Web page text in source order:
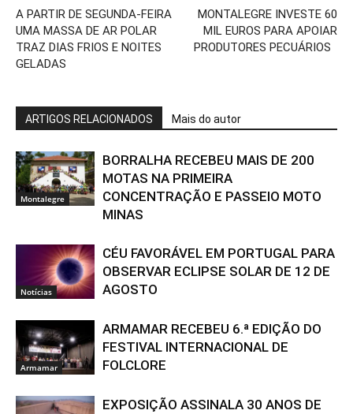
A PARTIR DE SEGUNDA-FEIRA
UMA MASSA DE AR POLAR
TRAZ DIAS FRIOS E NOITES
GELADAS
MONTALEGRE INVESTE 60
MIL EUROS PARA APOIAR
PRODUTORES PECUÁRIOS
ARTIGOS RELACIONADOS Mais do autor
Montalegre
BORRALHA RECEBEU MAIS DE 200
MOTAS NA PRIMEIRA
CONCENTRAÇÃO E PASSEIO MOTO
MINAS
Notícias
CÉU FAVORÁVEL EM PORTUGAL PARA
OBSERVAR ECLIPSE SOLAR DE 12 DE
AGOSTO
Armamar
ARMAMAR RECEBEU 6.ª EDIÇÃO DO
FESTIVAL INTERNACIONAL DE
FOLCLORE
EXPOSIÇÃO ASSINALA 30 ANOS DE